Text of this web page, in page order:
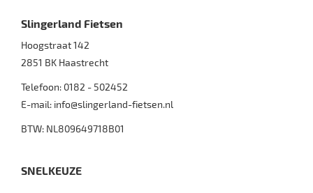
Slingerland Fietsen
Hoogstraat 142
2851 BK Haastrecht
Telefoon: 0182 - 502452
E-mail: info@slingerland-fietsen.nl
BTW: NL809649718B01
SNELKEUZE